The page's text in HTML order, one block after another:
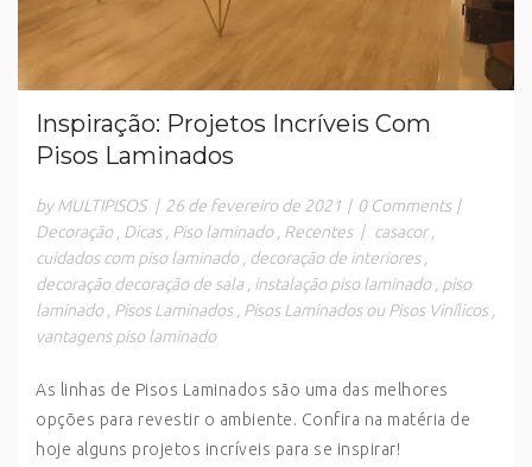
Inspiração: Projetos Incríveis Com
Pisos Laminados
by MULTIPISOS | 26 de fevereiro de 2021 | 0 Comments |
Decoração
Dicas Piso laminado Recentes | casacor
cuidados com piso laminado
decoração de interiores
decoração decoração de sala
instalação piso laminado
piso
laminado
Pisos Laminados Pisos Laminados ou Pisos Vinílicos
vantagens piso laminado
As linhas de Pisos Laminados são uma das melhores
opções para revestir o ambiente. Confira na matéria de
hoje alguns projetos incríveis para se inspirar!